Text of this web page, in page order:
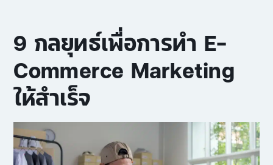
9 กลยุทธ์เพื่อการทำ E-
Commerce Marketing
ให้สำเร็จ